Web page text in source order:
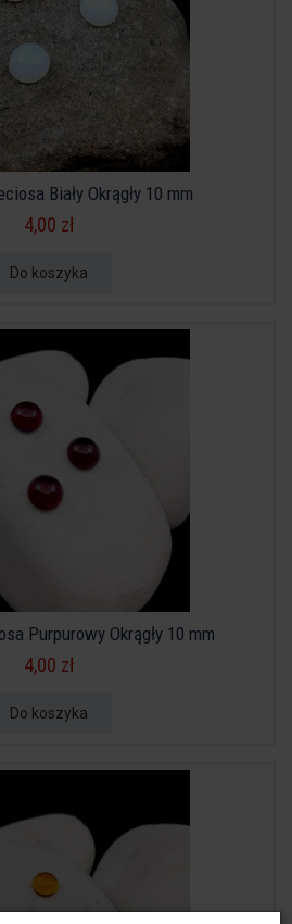
Biały Okrągły 10 mm
4,00 zł
Do koszyka
Purpurowy Okrągły 10 mm
4,00 zł
Do koszyka